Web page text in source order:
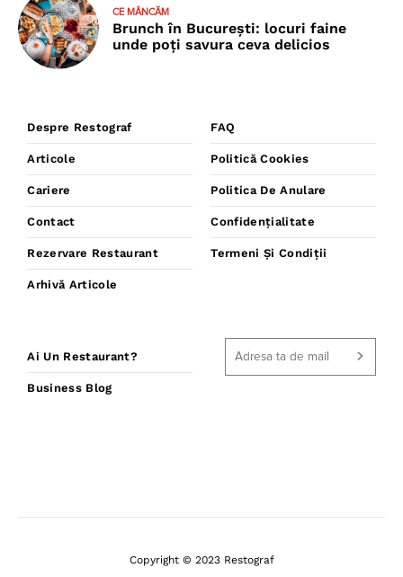
CE MÂNCĂM
Brunch în București: locuri faine
unde poţi savura ceva delicios
Despre Restograf
Articole
Cariere
Contact
Rezervare Restaurant
Arhivă Articole
FAQ
Politică Cookies
Politica De Anulare
Confidențialitate
Termeni Și Condiții
Ai Un Restaurant?
Business Blog
Copyright © 2023 Restograf